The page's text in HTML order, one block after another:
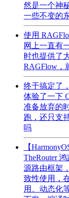
然是一个神
一些不变的
使用
网上一直有
时也提供了
RAGFlow，
终于搞定了
体验了一下
准备放弃的
跑，还只支
吗
【
TheRouter
源路由框架
致性使用，
用、动态化